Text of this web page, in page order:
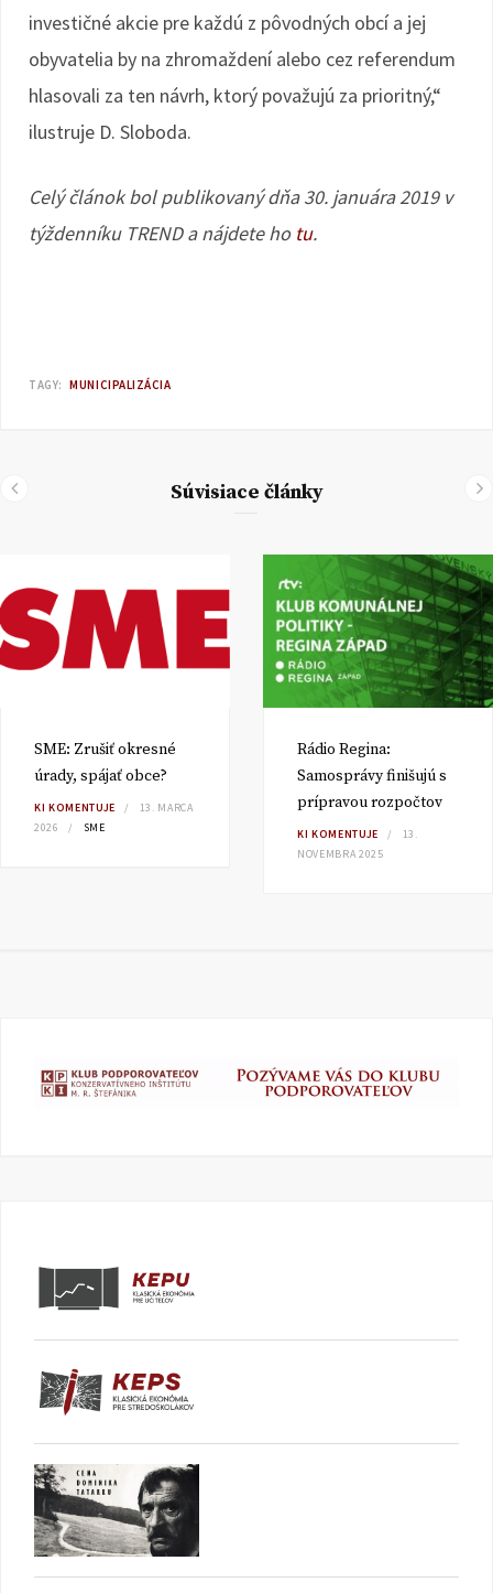
investičné akcie pre každú z pôvodných obcí a jej
obyvatelia by na zhromaždení alebo cez referendum
hlasovali za ten návrh, ktorý považujú za prioritný,“
ilustruje D. Sloboda.
Celý článok bol publikovaný dňa 30. januára 2019 v
týždenníku TREND a nájdete ho tu.
TAGY: MUNICIPALIZÁCIA
Súvisiace články
SME: Zrušiť okresné
úrady, spájať obce?
KI KOMENTUJE
13. MARCA
2026
SME
Rádio Regina:
Samosprávy finišujú s
prípravou rozpočtov
KI KOMENTUJE
13.
NOVEMBRA 2025